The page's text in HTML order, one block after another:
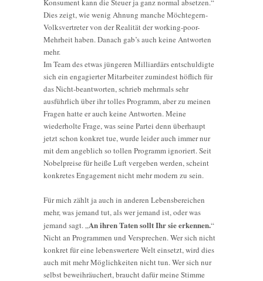
Konsument kann die Steuer ja ganz normal absetzen.“
Dies zeigt, wie wenig Ahnung manche Möchtegern-
Volksvertreter von der Realität der working-poor-
Mehrheit haben. Danach gab’s auch keine Antworten
mehr.
Im Team des etwas jüngeren Milliardärs entschuldigte
sich ein engagierter Mitarbeiter zumindest höflich für
das Nicht-beantworten, schrieb mehrmals sehr
ausführlich über ihr tolles Programm, aber zu meinen
Fragen hatte er auch keine Antworten. Meine
wiederholte Frage, was seine Partei denn überhaupt
jetzt schon konkret tue, wurde leider auch immer nur
mit dem angeblich so tollen Programm ignoriert. Seit
Nobelpreise für heiße Luft vergeben werden, scheint
konkretes Engagement nicht mehr modern zu sein.
Für mich zählt ja auch in anderen Lebensbereichen
mehr, was jemand tut, als wer jemand ist, oder was
jemand sagt. „An ihren Taten sollt Ihr sie erkennen.“
Nicht an Programmen und Versprechen. Wer sich nicht
konkret für eine lebenswertere Welt einsetzt, wird dies
auch mit mehr Möglichkeiten nicht tun. Wer sich nur
selbst beweihräuchert, braucht dafür meine Stimme